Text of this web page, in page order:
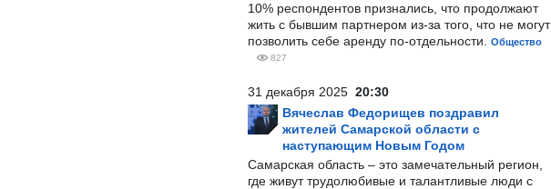
10% респондентов признались, что продолжают
жить с бывшим партнером из-за того, что не могут
позволить себе аренду по-отдельности.
Общество
827
31 декабря 2025 20:30
Вячеслав Федорищев поздравил
жителей Самарской области с
наступающим Новым Годом
Самарская область – это замечательный регион,
где живут трудолюбивые и талантливые люди с